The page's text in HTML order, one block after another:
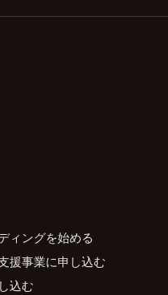
ィングを始める
援事業に申し込む
込む